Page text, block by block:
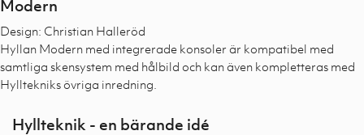
Modern
Design: Christian Halleröd
Hyllan Modern med integrerade konsoler är kompatibel med
samtliga skensystem med hålbild och kan även kompletteras med
Hylltekniks övriga inredning.
Hyllteknik - en bärande idé